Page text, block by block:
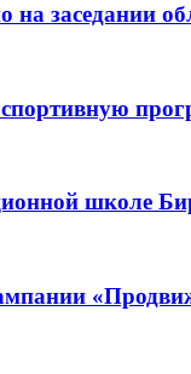
на заседании
школе